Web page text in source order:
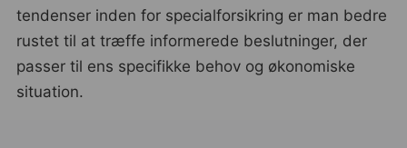
tendenser inden for specialforsikring er man bedre
rustet til at træffe informerede beslutninger, der
passer til ens specifikke behov og økonomiske
situation.